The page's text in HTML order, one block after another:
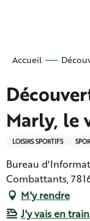
Accueil
Marly, le
LOISIRS SPORTIFS
Bureau
Combattants,
M'y rendre
J'y vais en